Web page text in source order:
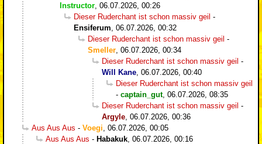
Instructor 06.07.2026, 00:26
Dieser Ruderchant ist schon massiv geil -
Ensiferum 06.07.2026, 00:32
Dieser Ruderchant ist schon massiv geil -
Smeller 06.07.2026, 00:34
Dieser Ruderchant ist schon massiv geil -
Will Kane 06.07.2026, 00:40
Dieser Ruderchant ist schon massiv geil
- captain_gut, 06.07.2026, 08:35
Dieser Ruderchant ist schon massiv geil -
Argyle 06.07.2026, 00:36
Aus Aus Aus - Voegi 06.07.2026, 00:05
Aus Aus Aus - Habakuk 06.07.2026, 00:16